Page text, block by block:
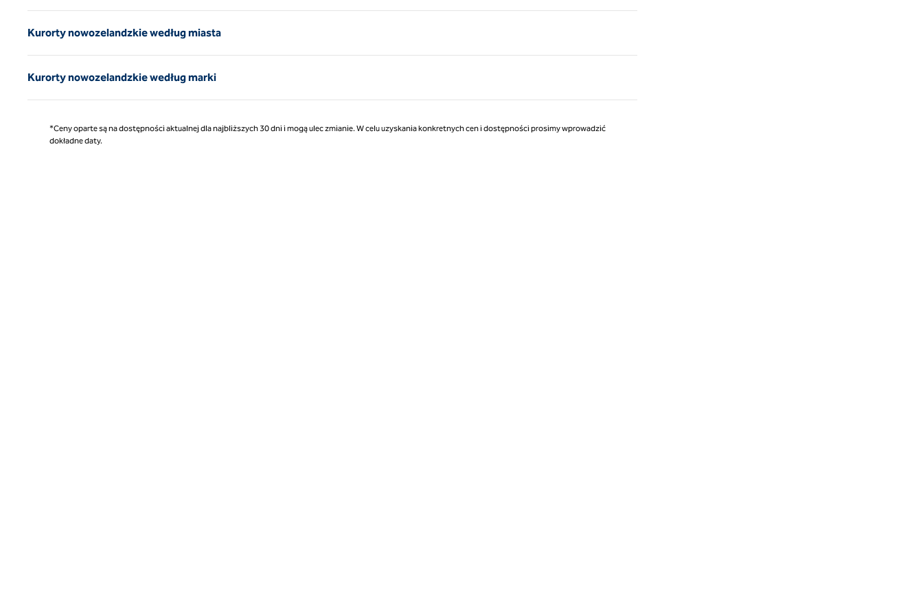
Kurorty nowozelandzkie według miasta
Kurorty nowozelandzkie według marki
*Ceny oparte są na dostępności aktualnej dla najbliższych 30 dni i mogą ulec zmianie. W celu uzyskania konkretnych cen i dostępności prosimy wprowadzić
dokładne daty.